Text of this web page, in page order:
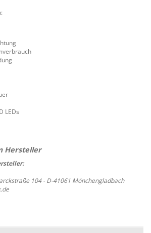
LEDs
104 - D-41061 Mönchengladbach